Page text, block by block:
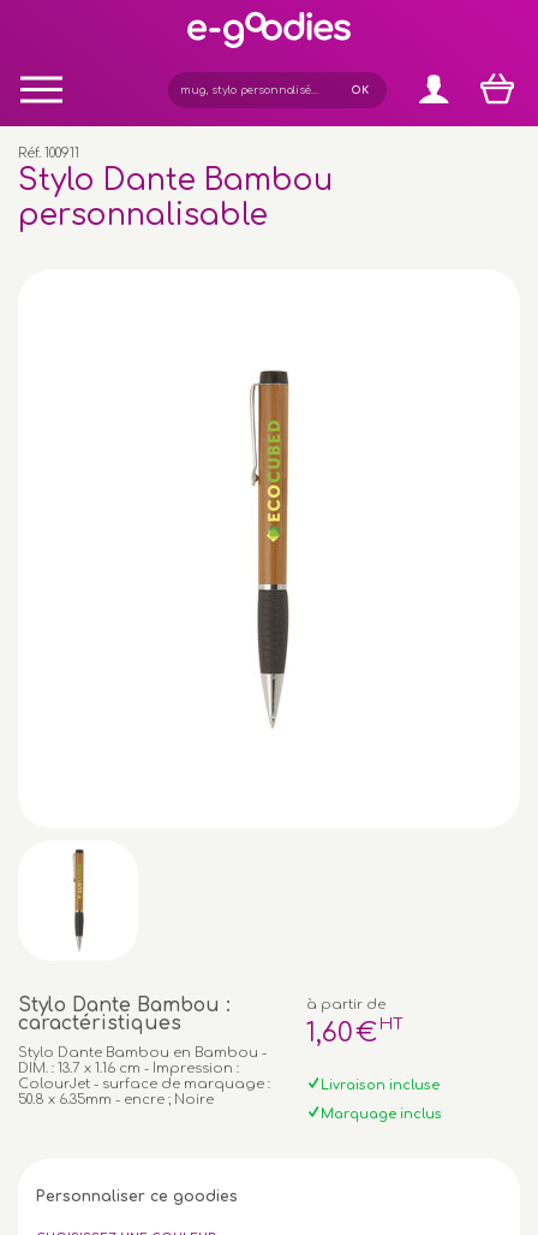
Réf. 100911
Stylo Dante Bambou
personnalisable
Stylo Dante Bambou :
caractéristiques
Stylo Dante Bambou en Bambou -
DIM. : 13.7 x 1.16 cm - Impression :
ColourJet - surface de marquage :
50.8 x 6.35mm - encre ; Noire
à partir de
1,60€ HT
Livraison incluse
Marquage inclus
Personnaliser ce goodies